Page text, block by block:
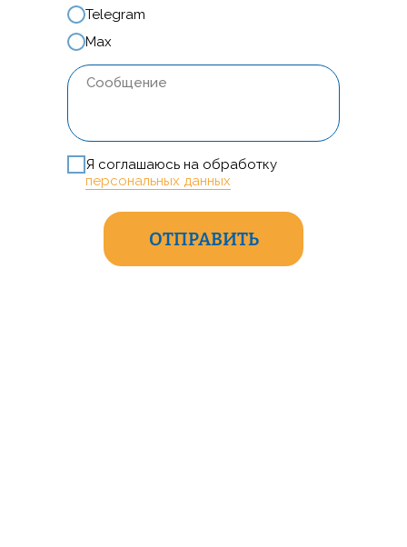
Telegram
Max
Я соглашаюсь на обработку
персональных данных
ОТПРАВИТЬ